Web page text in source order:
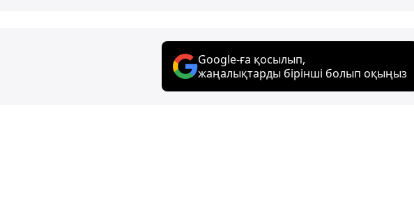
Google-ға қосылып,
жаңалықтарды бірінші болып оқыңыз